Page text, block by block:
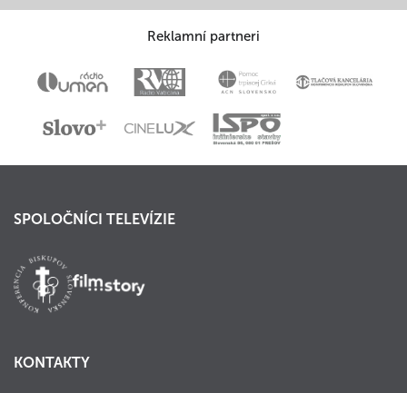
Reklamní partneri
SPOLOČNÍCI TELEVÍZIE
KONTAKTY